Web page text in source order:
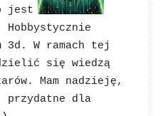
jest
3d. W ramach tej
się wiedzą
Mam nadzieję,
dla